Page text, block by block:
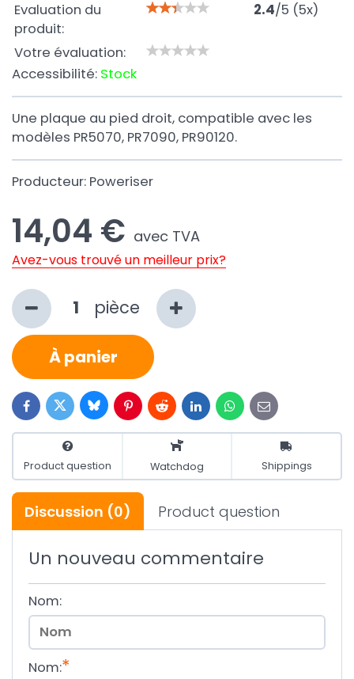
Evaluation du
produit:
2.4/5 (5x)
Votre évaluation:
Accessibilité: Stock
Une plaque au pied droit, compatible avec les
modèles PR5070, PR7090, PR90120.
Producteur: Poweriser
14,04 € avec TVA
Avez-vous trouvé un meilleur prix?
pièce
À panier
FacebookTwitterBlueskyPinterestRedditLinkedInWhatsApp
E-
mail
Product question Watchdog Shippings
Discussion (0) Product question
Un nouveau commentaire
Nom:
Nom:*